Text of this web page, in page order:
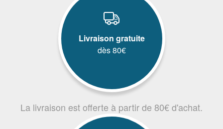
Livraison gratuite
dès 80€
La livraison est offerte à partir de 80€ d'achat.